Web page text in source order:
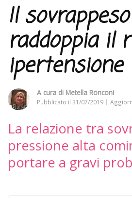
Il
raddoppia il
ipertensione
A cura di Metella Ronconi
Pubblicato il 31/07/2019
La relazione tra
pressione alta
portare a gravi